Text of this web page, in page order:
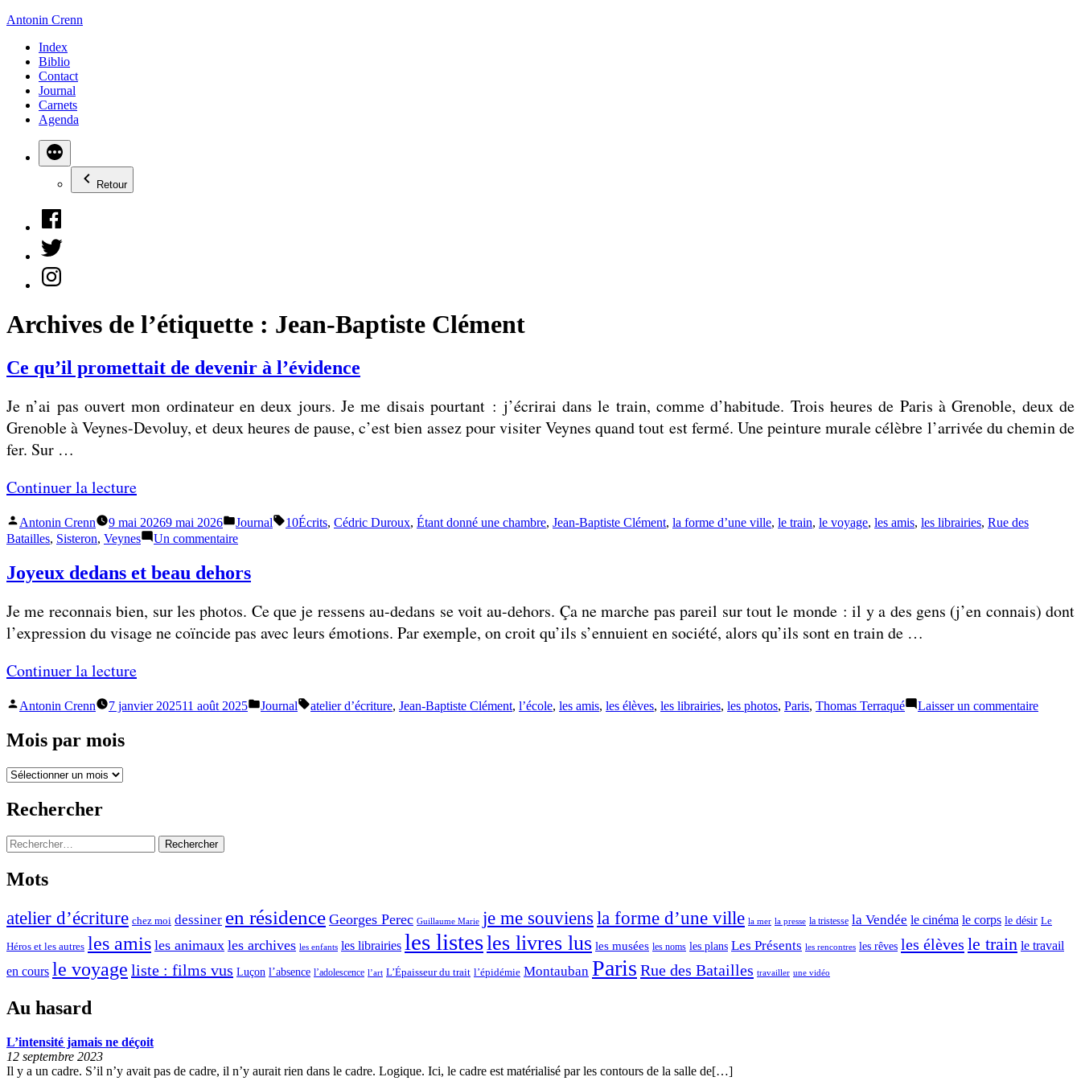
Aller
contenu
Antonin Crenn
Index
Biblio
Contact
Journal
Carnets
Agenda
Retour
Facebook
Twitter
Instagram
Archives de l’étiquette : Jean-Baptiste Clément
Ce qu’il promettait de devenir à l’évidence
Je n’ai pas ouvert mon ordinateur en deux jours. Je me disais pourtant : j’écrirai dans le train, comme d’habitude. Trois heures de Paris à Grenoble, deux de
Grenoble à Veynes-Devoluy, et deux heures de pause, c’est bien assez pour visiter Veynes quand tout est fermé. Une peinture murale célèbre l’arrivée du chemin de
fer. Sur …
Continuer la lecture«
C
e
q
’
i
p
r
a
i
e
d
e
v
i
r
Publié
par
Antonin Crenn 9 mai 20269 mai 2026
Publié
dans
Journal Étiquettes :
10Écrits, Cédric Duroux, Étant donné une chambre, Jean-Baptiste Clément, la forme d’une ville, le train, le voyage, les amis, les librairies, Rue des
Batailles, Sisteron, Veynes Un commentairesur
promettait
devenir
l’évidence
Joyeux dedans et beau dehors
Je me reconnais bien, sur les photos. Ce que je ressens au-dedans se voit au-dehors. Ça ne marche pas pareil sur tout le monde : il y a des gens (j’en connais) dont
l’expression du visage ne coïncide pas avec leurs émotions. Par exemple, on croit qu’ils s’ennuient en société, alors qu’ils sont en train de …
Continuer la lecture«
J
d
n
s
e
e
Publié
Antonin Crenn 7 janvier 202511 août 2025
Publié
Journal Étiquettes :
atelier d’écriture, Jean-Baptiste Clément, l’école, les amis, les élèves, les librairies, les photos, Paris, Thomas Terraqué Laisser un commentairesur
Mois par mois
Mois
mois
Rechercher
Rechercher :
Mots
atelier d’écriture chez moi dessiner en résidence Georges Perec Guillaume Marie je me souviens la forme d’une ville la mer la presse la tristesse la Vendée le cinéma le corps le désir Le
Héros et les autres les amis les animaux les archives les enfants les librairies les listesles livres lus les musées les noms les plans Les Présents les rencontres les rêves les élèves le train le travail
en cours le voyage liste : films vus Luçon l’absence l’adolescence l’art L’Épaisseur du trait l’épidémie Montauban Paris Rue des Batailles travailler une vidéo
Au hasard
L’intensité jamais ne déçoit
12 septembre 2023
Il y a un cadre. S’il n’y avait pas de cadre, il n’y aurait rien dans le cadre. Logique. Ici, le cadre est matérialisé par les contours de la salle de[…]